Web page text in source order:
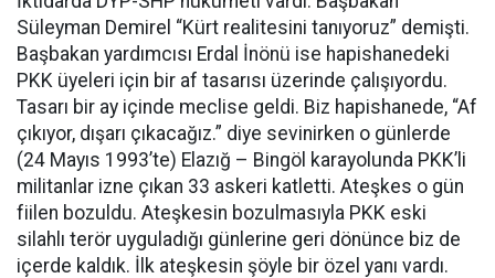
Süleyman Demirel “Kürt realitesini tanıyoruz” demişti.
Başbakan yardımcısı Erdal İnönü ise hapishanedeki
PKK üyeleri için bir af tasarısı üzerinde çalışıyordu.
Tasarı bir ay içinde meclise geldi. Biz hapishanede, “Af
çıkıyor, dışarı çıkacağız.” diye sevinirken o günlerde
(24 Mayıs 1993’te) Elazığ – Bingöl karayolunda PKK’li
militanlar izne çıkan 33 askeri katletti. Ateşkes o gün
fiilen bozuldu. Ateşkesin bozulmasıyla PKK eski
silahlı terör uyguladığı günlerine geri dönünce biz de
içerde kaldık. İlk ateşkesin şöyle bir özel yanı vardı.